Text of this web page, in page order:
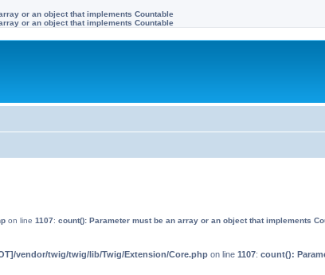
or an object that implements Countable
or an object that implements Countable
on line 1107: count(): Parameter must be an array or an object that implements
vendor/twig/twig/lib/Twig/Extension/Core.php on line 1107: count():